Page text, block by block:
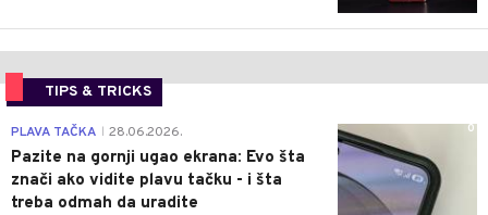
TIPS & TRICKS
0
PLAVA TAČKA 28.06.2026.
Pazite na gornji ugao ekrana: Evo šta
znači ako vidite plavu tačku - i šta
treba odmah da uradite